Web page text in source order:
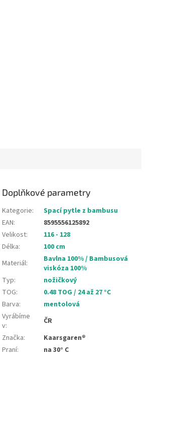
Doplňkové parametry
Kategorie:
Spací pytle z bambusu
EAN:
8595556125892
Velikost:
116 - 128
Délka:
100 cm
Materiál:
Bavlna 100% / Bambusová
viskóza 100%
Typ:
nožičkový
TOG:
0.48 TOG / 24 až 27 °C
Barva:
mentolová
Vyrábíme
v:
ČR
Značka:
Kaarsgaren®
Praní: na 30° C